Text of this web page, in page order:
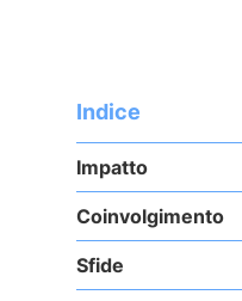
Indice
Impatto
Coinvolgimento
Sfide